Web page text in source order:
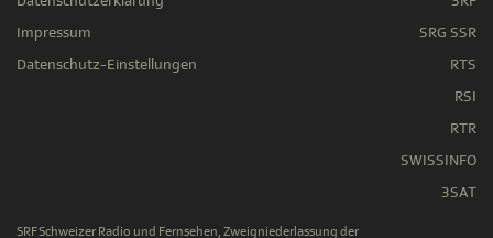
Impressum
Datenschutz-Einstellungen
SRG SSR
RTS
RSI
RTR
SWISSINFO
3SAT
SRF Schweizer Radio und Fernsehen, Zweigniederlassung der